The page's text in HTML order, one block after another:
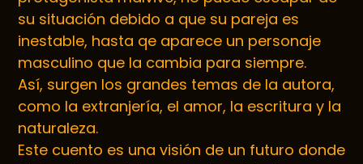
su situación debido a que su pareja es
inestable, hasta qe aparece un personaje
masculino que la cambia para siempre.
Así, surgen los grandes temas de la autora,
como la extranjería, el amor, la escritura y la
naturaleza.
Este cuento es una visión de un futuro donde